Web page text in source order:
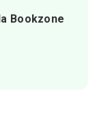
Bookzone